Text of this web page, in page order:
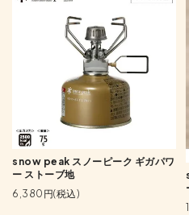
snow peak スノーピーク ギガパワ
ー ストーブ地
6,380円(税込)